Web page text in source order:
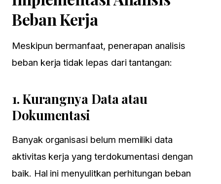
Beban Kerja
Meskipun bermanfaat, penerapan analisis
beban kerja tidak lepas dari tantangan:
1. Kurangnya Data atau
Dokumentasi
Banyak organisasi belum memiliki data
aktivitas kerja yang terdokumentasi dengan
baik. Hal ini menyulitkan perhitungan beban
dilaksanakan di Hotel di
Jakarta
0818715595, 087881000100, 087881888899
Email: Event@HRD-Forum.com